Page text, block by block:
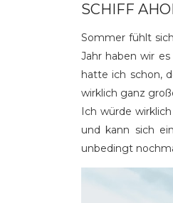
SCHIFF
Sommer fühlt
Jahr haben wir
hatte ich schon,
wirklich ganz
Ich würde
und kann sich
unbedingt